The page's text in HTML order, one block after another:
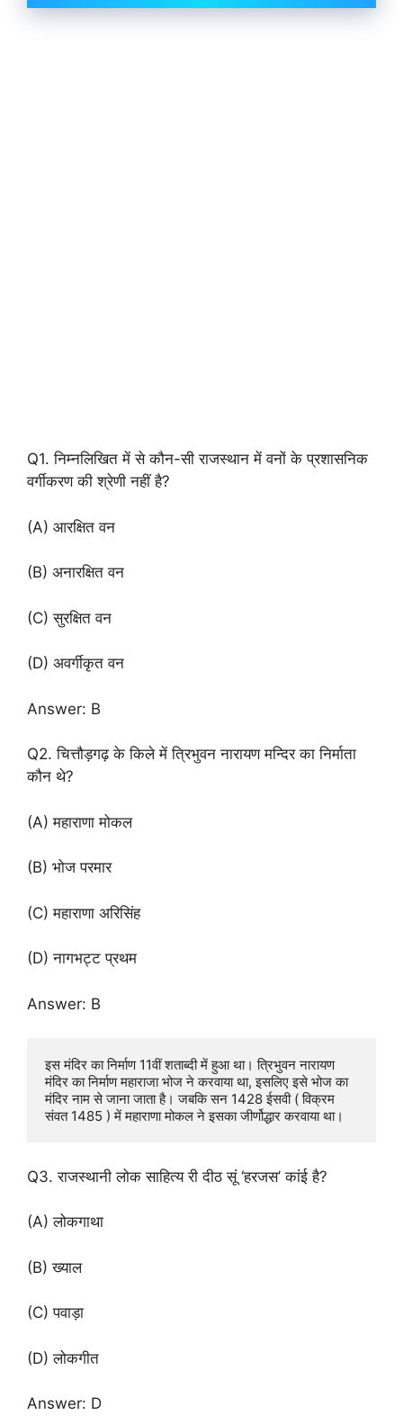
Q1. निम्नलिखित में से कौन-सी राजस्थान में वनों के प्रशासनिक
वर्गीकरण की श्रेणी नहीं है?
(A) आरक्षित वन
(B) अनारक्षित वन
(C) सुरक्षित वन
(D) अवर्गीकृत वन
Answer: B
Q2. चित्तौड़गढ़ के किले में त्रिभुवन नारायण मन्दिर का निर्माता
कौन थे?
(A) महाराणा मोकल
(B) भोज परमार
(C) महाराणा अरिसिंह
(D) नागभट्ट प्रथम
Answer: B
इस मंदिर का निर्माण 11वीं शताब्दी में हुआ था। त्रिभुवन नारायण
मंदिर का निर्माण महाराजा भोज ने करवाया था, इसलिए इसे भोज का
मंदिर नाम से जाना जाता है। जबकि सन 1428 ईसवी ( विक्रम
संवत 1485 ) में महाराणा मोकल ने इसका जीर्णोद्धार करवाया था।
Q3. राजस्थानी लोक साहित्य री दीठ सूं ‘हरजस’ कांई है?
(A) लोकगाथा
(B) ख्याल
(C) पवाड़ा
(D) लोकगीत
Answer: D